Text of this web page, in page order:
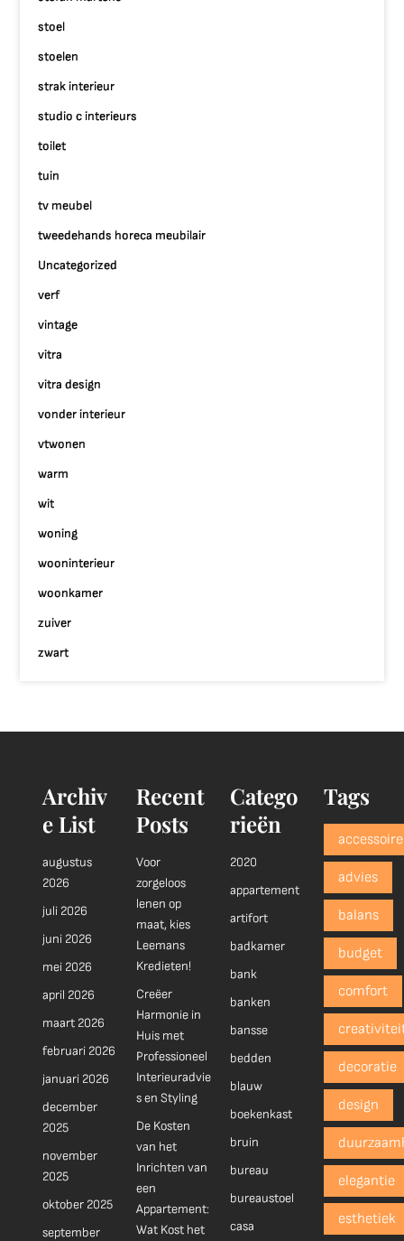
stoel
stoelen
strak interieur
studio c interieurs
toilet
tuin
tv meubel
tweedehands horeca meubilair
Uncategorized
verf
vintage
vitra
vitra design
vonder interieur
vtwonen
warm
wit
woning
wooninterieur
woonkamer
zuiver
zwart
Archiv
e List
augustus
2026
juli 2026
juni 2026
mei 2026
april 2026
maart 2026
februari 2026
januari 2026
december
2025
november
2025
oktober 2025
september
Recent
Posts
Voor
zorgeloos
lenen op
maat, kies
Leemans
Kredieten!
Creëer
Harmonie in
Huis met
Professioneel
Interieuradvie
s en Styling
De Kosten
van het
Inrichten van
een
Appartement:
Wat Kost het
Catego
rieën
2020
appartement
artifort
badkamer
bank
banken
bansse
bedden
blauw
boekenkast
bruin
bureau
bureaustoel
casa
Tags
advies
balans
budget
comfort
decoratie
design
elegantie
esthetiek